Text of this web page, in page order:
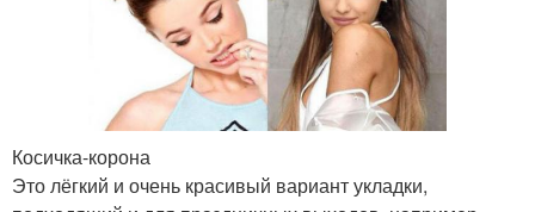
Косичка-корона
Это лёгкий и очень красивый вариант укладки,